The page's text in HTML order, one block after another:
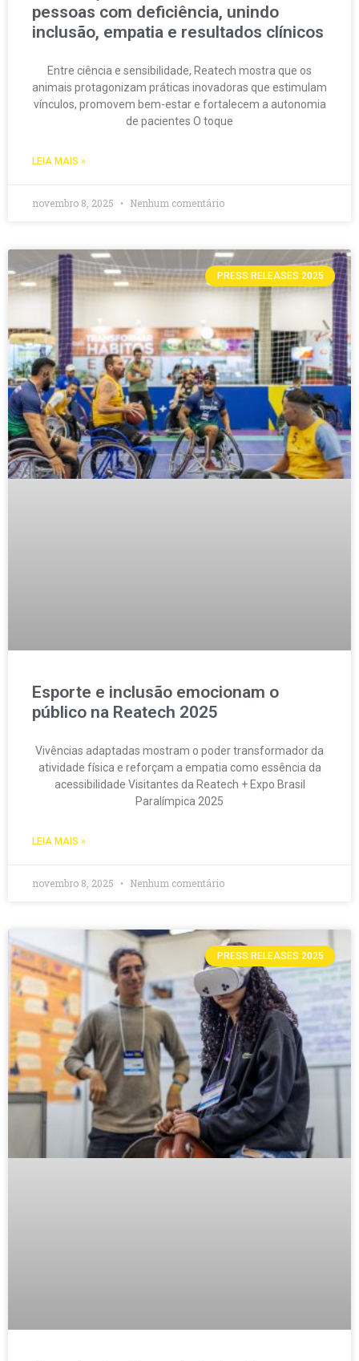
pessoas com deficiência, unindo
inclusão, empatia e resultados clínicos
Entre ciência e sensibilidade, Reatech mostra que os
animais protagonizam práticas inovadoras que estimulam
vínculos, promovem bem-estar e fortalecem a autonomia
de pacientes O toque
LEIA MAIS »
novembro 8, 2025 Nenhum comentário
PRESS RELEASES 2025
Esporte e inclusão emocionam o
público na Reatech 2025
Vivências adaptadas mostram o poder transformador da
atividade física e reforçam a empatia como essência da
acessibilidade Visitantes da Reatech + Expo Brasil
Paralímpica 2025
LEIA MAIS »
novembro 8, 2025 Nenhum comentário
PRESS RELEASES 2025